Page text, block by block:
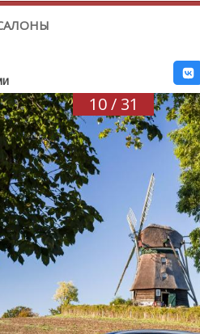
Девушки и мото
10 / 31